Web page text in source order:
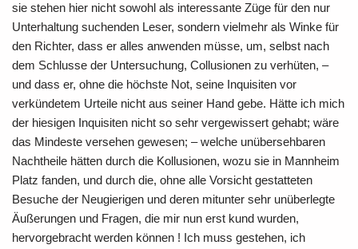
sie stehen hier nicht sowohl als interessante Züge für den nur
Unterhaltung suchenden Leser, sondern vielmehr als Winke für
den Richter, dass er alles anwenden müsse, um, selbst nach
dem Schlusse der Untersuchung, Collusionen zu verhüten, –
und dass er, ohne die höchste Not, seine Inquisiten vor
verkündetem Urteile nicht aus seiner Hand gebe. Hätte ich mich
der hiesigen Inquisiten nicht so sehr vergewissert gehabt; wäre
das Mindeste versehen gewesen; – welche unübersehbaren
Nachtheile hätten durch die Kollusionen, wozu sie in Mannheim
Platz fanden, und durch die, ohne alle Vorsicht gestatteten
Besuche der Neugierigen und deren mitunter sehr unüberlegte
Äußerungen und Fragen, die mir nun erst kund wurden,
hervorgebracht werden können ! Ich muss gestehen, ich